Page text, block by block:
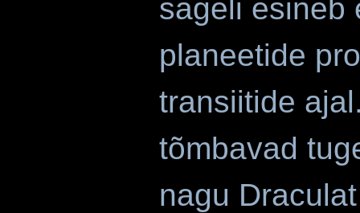
sageli esineb
planeetide
transiitide
tõmbavad
nagu